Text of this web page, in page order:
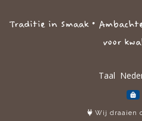
Traditie in Smaak •
voor
Taal
Wij draaien